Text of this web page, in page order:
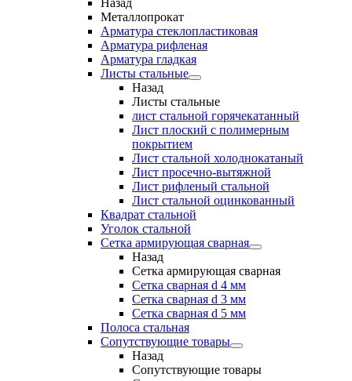
Назад
Металлопрокат
Арматура стеклопластиковая
Арматура рифленая
Арматура гладкая
Листы стальные
Назад
Листы стальные
лист стальной горячекатанный
Лист плоский с полимерным
покрытием
Лист стальной холоднокатаный
Лист просечно-вытяжной
Лист рифленый стальной
Лист стальной оцинкованный
Квадрат стальной
Уголок стальной
Сетка армирующая сварная
Назад
Сетка армирующая сварная
Сетка сварная d 4 мм
Сетка сварная d 3 мм
Сетка сварная d 5 мм
Полоса стальная
Сопутствующие товары
Назад
Сопутствующие товары